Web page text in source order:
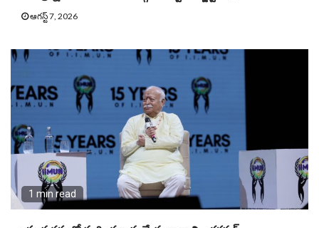
ఆగస్ట్ 7, 2026
1 min read